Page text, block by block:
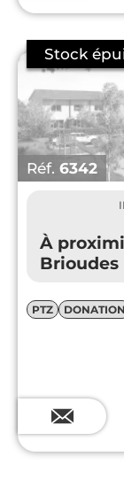
Réf. 6342
À
Brioudes
PTZ DONATION